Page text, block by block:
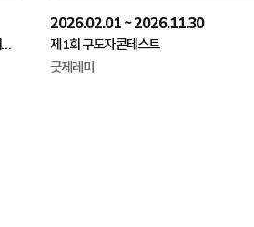
[추천공모전] 민관협력 지원 플랫폼 활용 디지털 사회혁신 서비스 개발·아이디어 공모전 (~09.17)
2026.02.01 ~ 2026.11.30
제 1회 구도자 콘테스트
굿제레미